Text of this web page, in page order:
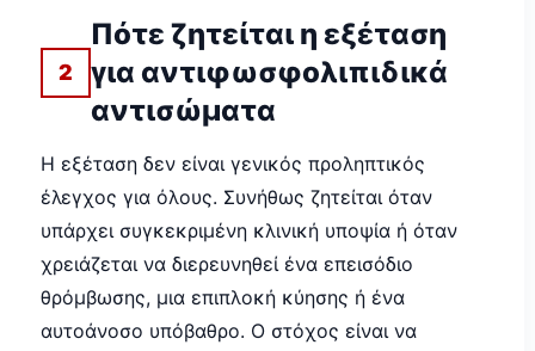
2
Πότε ζητείται η εξέταση
για αντιφωσφολιπιδικά
αντισώματα
Η εξέταση δεν είναι γενικός προληπτικός
έλεγχος για όλους. Συνήθως ζητείται όταν
υπάρχει συγκεκριμένη κλινική υποψία ή όταν
χρειάζεται να διερευνηθεί ένα επεισόδιο
θρόμβωσης, μια επιπλοκή κύησης ή ένα
αυτοάνοσο υπόβαθρο. Ο στόχος είναι να